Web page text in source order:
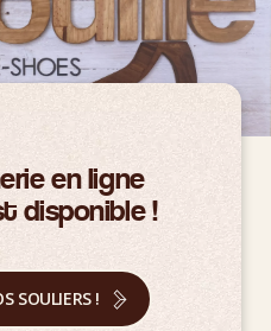
en ligne
disponible !
SOULIERS !